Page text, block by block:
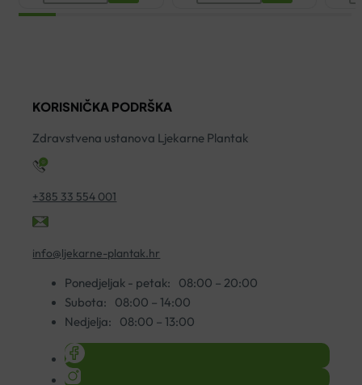
VITAMIN
količina
CURCUMIN
KORISNIČKA PODRŠKA
Zdravstvena ustanova Ljekarne Plantak
+385 33 554 001
info@ljekarne-plantak.hr
Ponedjeljak - petak:
08:00 – 20:00
Subota:
08:00 – 14:00
Nedjelja:
08:00 – 13:00